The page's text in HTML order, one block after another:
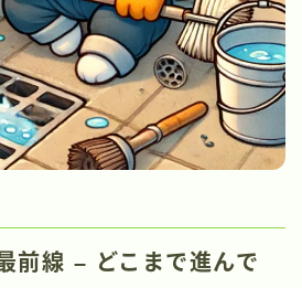
前線 – どこまで進んで